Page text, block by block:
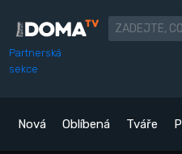
Partnerská
sekce
Nová Oblíbená Tváře